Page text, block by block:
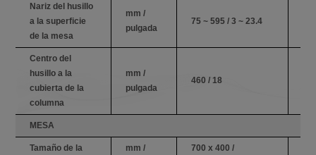
Nariz del husillo
a la superficie
de la mesa
mm /
pulgada
75 ~ 595 / 3 ~ 23.4
Centro del
husillo a la
cubierta de la
columna
mm /
pulgada
460 / 18
MESA
Tamaño de la
mm /
700 x 400 /